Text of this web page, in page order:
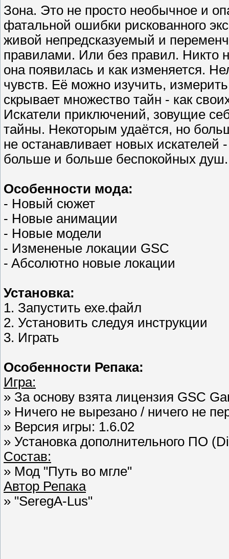
Зона. Это не просто необычное и
фатальной ошибки рискованного
живой непредсказуемый и
правилами. Или без правил. Никто
она появилась и как изменяется.
чувств. Её можно изучить,
скрывает множество тайн - как
Искатели приключений, зовущие
тайны. Некоторым удаётся, но
не останавливает новых искателей
больше и больше беспокойных душ.
Особенности мода:
- Новый сюжет
- Новые анимации
- Новые модели
- Измененые локации GSC
- Aбсолютно новые локации
Установка:
1. Запустить ехе.файл
2. Установить следуя инструкции
3. Играть
Особенности Репака:
Игра:
» За основу взята лицензия GSC
» Ничего не вырезано / ничего не
» Версия игры: 1.6.02
» Установка дополнительного ПО
Состав:
» Мод "Путь во мгле"
Автор Репака
» "SeregA-Lus"